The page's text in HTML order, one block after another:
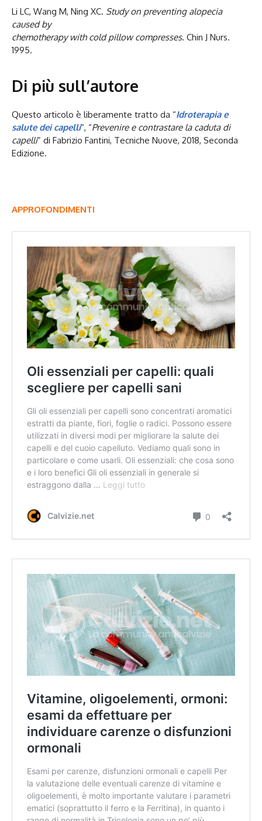
Li LC, Wang M, Ning XC. Study on preventing alopecia
caused by
chemotherapy with cold pillow compresses. Chin J Nurs.
1995.
Di più sull’autore
Questo articolo è liberamente tratto da “Idroterapia e
salute dei capelli“, “Prevenire e contrastare la caduta di
capelli” di Fabrizio Fantini, Tecniche Nuove, 2018, Seconda
Edizione.
APPROFONDIMENTI